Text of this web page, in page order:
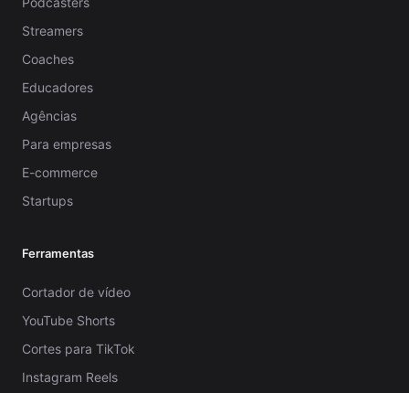
Streamers
Coaches
Educadores
Agências
Para empresas
E-commerce
Startups
Ferramentas
Cortador de vídeo
YouTube Shorts
Cortes para TikTok
Instagram Reels